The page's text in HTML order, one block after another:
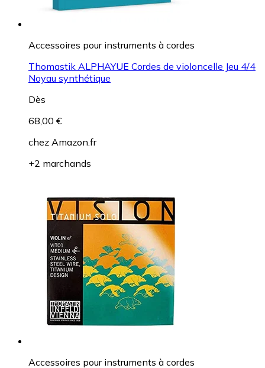
Accessoires pour instruments à cordes
Thomastik ALPHAYUE Cordes de violoncelle Jeu 4/4
Noyau synthétique
Dès
68,00 €
chez Amazon.fr
+2 marchands
Accessoires pour instruments à cordes